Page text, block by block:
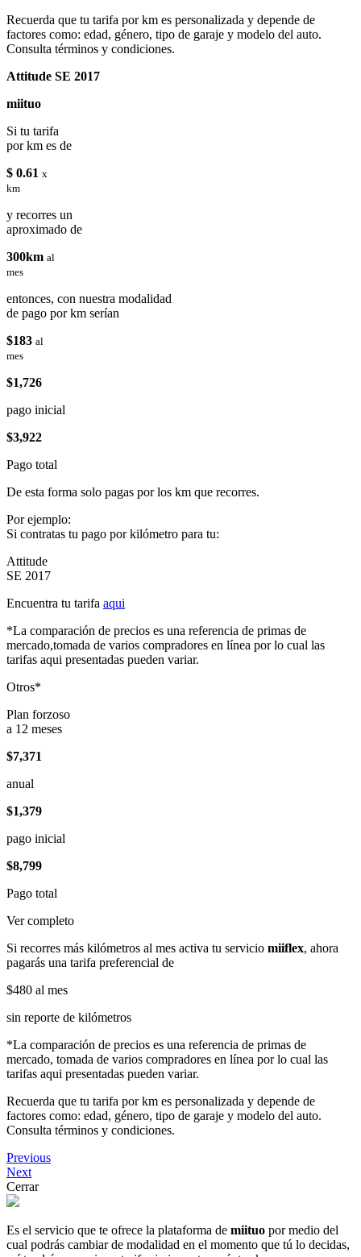
Recuerda que tu tarifa por km es personalizada y depende de
factores como: edad, género, tipo de garaje y modelo del auto.
Consulta términos y condiciones.
Attitude SE 2017
miituo
Si tu tarifa
por km es de
$ 0.61 x
km
y recorres un
aproximado de
300km al
mes
entonces, con nuestra modalidad
de pago por km serían
$183 al
mes
$1,726
pago inicial
$3,922
Pago total
De esta forma solo pagas por los km que recorres.
Por ejemplo:
Si contratas tu pago por kilómetro para tu:
Attitude
SE 2017
Encuentra tu tarifa aqui
*La comparación de precios es una referencia de primas de
mercado,tomada de varios compradores en línea por lo cual las
tarifas aqui presentadas pueden variar.
Otros*
Plan forzoso
a 12 meses
$7,371
anual
$1,379
pago inicial
$8,799
Pago total
Ver completo
Si recorres más kilómetros al mes activa tu servicio miiflex, ahora
pagarás una tarifa preferencial de
$480 al mes
sin reporte de kilómetros
*La comparación de precios es una referencia de primas de
mercado, tomada de varios compradores en línea por lo cual las
tarifas aqui presentadas pueden variar.
Recuerda que tu tarifa por km es personalizada y depende de
factores como: edad, género, tipo de garaje y modelo del auto.
Consulta términos y condiciones.
Previous
Next
Cerrar
Es el servicio que te ofrece la plataforma de miituo por medio del
cual podrás cambiar de modalidad en el momento que tú lo decidas,